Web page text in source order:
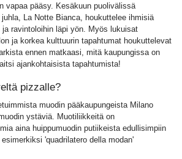
vapaa pääsy. Kesäkuun puolivälissä
La Notte Bianca, houkuttelee ihmisiä
ja ravintoloihin läpi yön. Myös lukuisat
ja korkea kulttuurin tapahtumat houkuttelevat
ennen matkaasi, mitä kaupungissa on
ajankohtaisista tapahtumista!
pizzalle?
muodin pääkaupungeista Milano
ystäviä. Muotiliikkeitä on
aina huippumuodin putiikeista edullisimpiin
'quadrilatero della modan'